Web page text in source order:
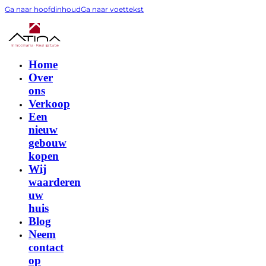
Ga naar hoofdinhoudGa naar voettekst
Home
Over
ons
Verkoop
Een
nieuw
gebouw
kopen
Wij
waarderen
uw
huis
Blog
Neem
contact
op